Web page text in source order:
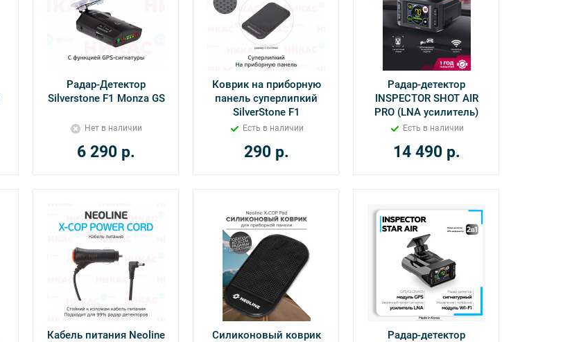
Радар-Детектор
Silverstone F1 Monza GS
Нет в наличии
6 290 р.
Коврик на приборную
панель суперлипкий
SilverStone F1
Есть в наличии
290р.
Радар-детектор
INSPECTOR SHOT AIR
PRO (LNA усилитель)
Есть в наличии
14 490р.
Кабель питания Neoline
Силиконовый коврик
Радар-детектор